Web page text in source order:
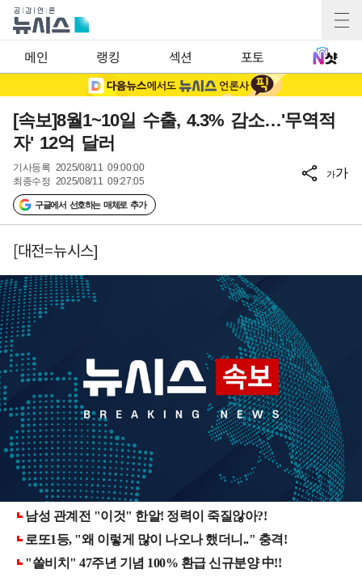
메인 랭킹 섹션 포토
[속보]8월1~10일 수출, 4.3% 감소…'무역적
자' 12억 달러
기사등록 2025/08/11 09:00:00
최종수정 2025/08/11 09:27:05
구글에서 선호하는 매체로 추가
가가
[대전=뉴시스]